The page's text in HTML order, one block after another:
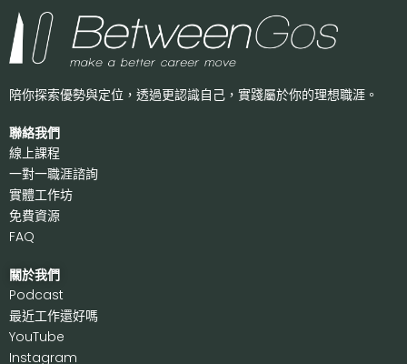
陪你探索優勢與定位，透過更認識自己， 實踐屬於你的理想職涯。
聯絡我們
線上課程
一對一職涯諮詢
實體工作坊
免費資源
FAQ
關於我們
Podcast
最近工作還好嗎
YouTube
Instagram